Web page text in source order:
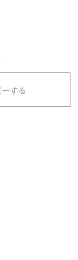
する